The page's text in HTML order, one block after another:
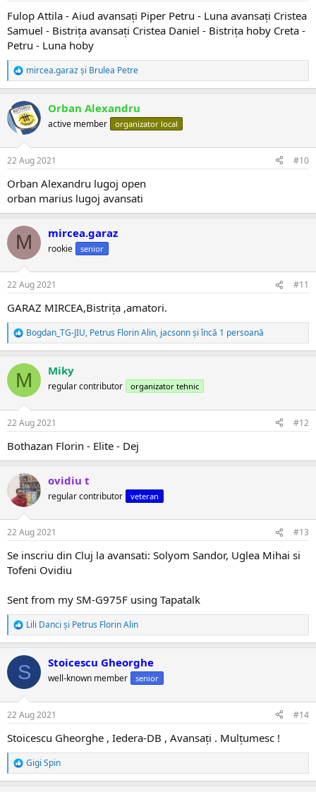
Fulop Attila - Aiud avansați Piper Petru - Luna avansați Cristea
Samuel - Bistrița avansați Cristea Daniel - Bistrița hoby Creta -
Petru - Luna hoby
R
e
c
ț
i
mircea.garazși Brulea Petre
Orban Alexandru
active member organizator local
22 Aug 2021 #10
Orban Alexandru lugoj open
orban marius lugoj avansati
M mircea.garaz
rookie senior
22 Aug 2021 #11
GARAZ MIRCEA,Bistrița ,amatori.
R
e
c
i
Bogdan_TG-JIU, Petrus Florin Alin, jacsonnși încă 1 persoană
M Miky
regular contributor organizator tehnic
22 Aug 2021 #12
Bothazan Florin - Elite - Dej
ovidiu t
regular contributor veteran
22 Aug 2021 #13
Se inscriu din Cluj la avansati: Solyom Sandor, Uglea Mihai si
Tofeni Ovidiu
Sent from my SM-G975F using Tapatalk
R
e
c
i
Lili Danci și Petrus Florin Alin
S Stoicescu Gheorghe
well-known member senior
22 Aug 2021 #14
Stoicescu Gheorghe , Iedera-DB , Avansați . Mulțumesc !
R
e
Gigi Spin